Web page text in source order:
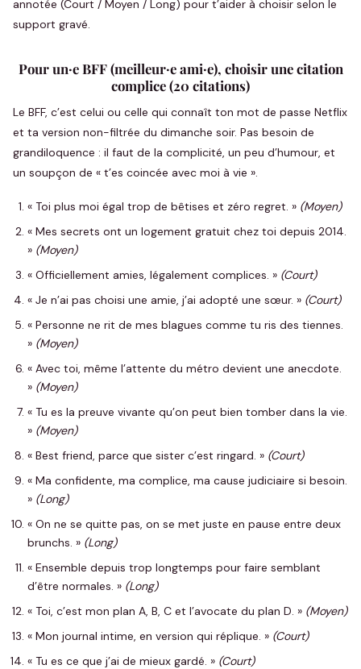
annotée (Court / Moyen / Long) pour t’aider à choisir selon le
support gravé.
Pour un·e BFF (meilleur·e ami·e), choisir une citation
complice (20 citations)
Le BFF, c’est celui ou celle qui connaît ton mot de passe Netflix
et ta version non-filtrée du dimanche soir. Pas besoin de
grandiloquence : il faut de la complicité, un peu d’humour, et
un soupçon de « t’es coincée avec moi à vie ».
« Toi plus moi égal trop de bêtises et zéro regret. » (Moyen)
« Mes secrets ont un logement gratuit chez toi depuis 2014.
» (Moyen)
« Officiellement amies, légalement complices. » (Court)
« Je n’ai pas choisi une amie, j’ai adopté une sœur. » (Court)
« Personne ne rit de mes blagues comme tu ris des tiennes.
» (Moyen)
« Avec toi, même l’attente du métro devient une anecdote.
» (Moyen)
« Tu es la preuve vivante qu’on peut bien tomber dans la vie.
» (Moyen)
« Best friend, parce que sister c’est ringard. » (Court)
« Ma confidente, ma complice, ma cause judiciaire si besoin.
» (Long)
« On ne se quitte pas, on se met juste en pause entre deux
brunchs. » (Long)
« Ensemble depuis trop longtemps pour faire semblant
d’être normales. » (Long)
« Toi, c’est mon plan A, B, C et l’avocate du plan D. » (Moyen)
« Mon journal intime, en version qui réplique. » (Court)
« Tu es ce que j’ai de mieux gardé. » (Court)